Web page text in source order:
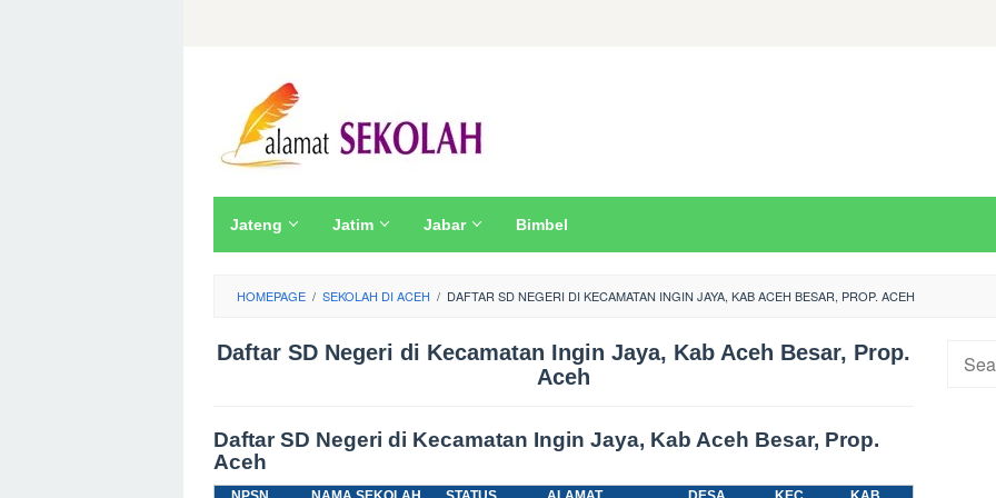
Jateng Jatim Jabar Bimbel
HOMEPAGE / SEKOLAH DI ACEH / DAFTAR SD NEGERI DI KECAMATAN INGIN JAYA, KAB ACEH BESAR, PROP. ACEH
Daftar SD Negeri di Kecamatan Ingin Jaya, Kab Aceh Besar, Prop.
Aceh
Daftar SD Negeri di Kecamatan Ingin Jaya, Kab Aceh Besar, Prop.
Aceh